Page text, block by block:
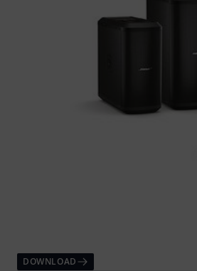
DOWNLOAD